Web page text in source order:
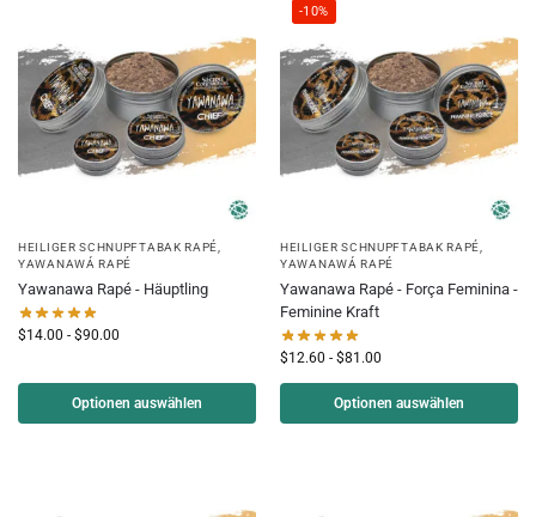
HEILIGER SCHNUPFTABAK RAPÉ
YAWANAWÁ RAPÉ
Yawanawa Rapé - Häuptling
$14.00 - $90.00
Optionen auswählen
-10%
HEILIGER SCHNUPFTABAK RAPÉ
YAWANAWÁ RAPÉ
Yawanawa Rapé - Força Feminina -
Feminine Kraft
$12.60 - $81.00
Optionen auswählen